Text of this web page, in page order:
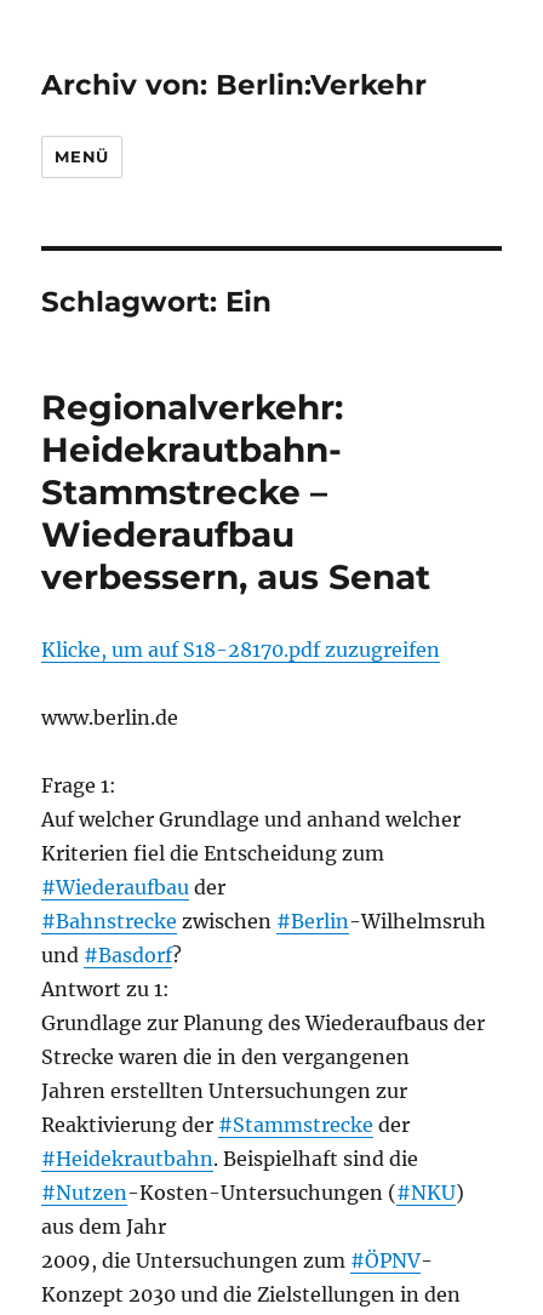
Archiv von: Berlin:Verkehr
MENÜ
Schlagwort: Ein
Regionalverkehr:
Heidekrautbahn-
Stammstrecke –
Wiederaufbau
verbessern, aus Senat
Klicke, um auf S18-28170.pdf zuzugreifen
www.berlin.de
Frage 1:
Auf welcher Grundlage und anhand welcher
Kriterien fiel die Entscheidung zum
#Wiederaufbau der
#Bahnstrecke zwischen #Berlin-Wilhelmsruh
und #Basdorf?
Antwort zu 1:
Grundlage zur Planung des Wiederaufbaus der
Strecke waren die in den vergangenen
Jahren erstellten Untersuchungen zur
Reaktivierung der #Stammstrecke der
#Heidekrautbahn. Beispielhaft sind die
#Nutzen-Kosten-Untersuchungen (#NKU)
aus dem Jahr
2009, die Untersuchungen zum #ÖPNV-
Konzept 2030 und die Zielstellungen in den